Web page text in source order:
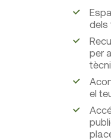
dels
per
el